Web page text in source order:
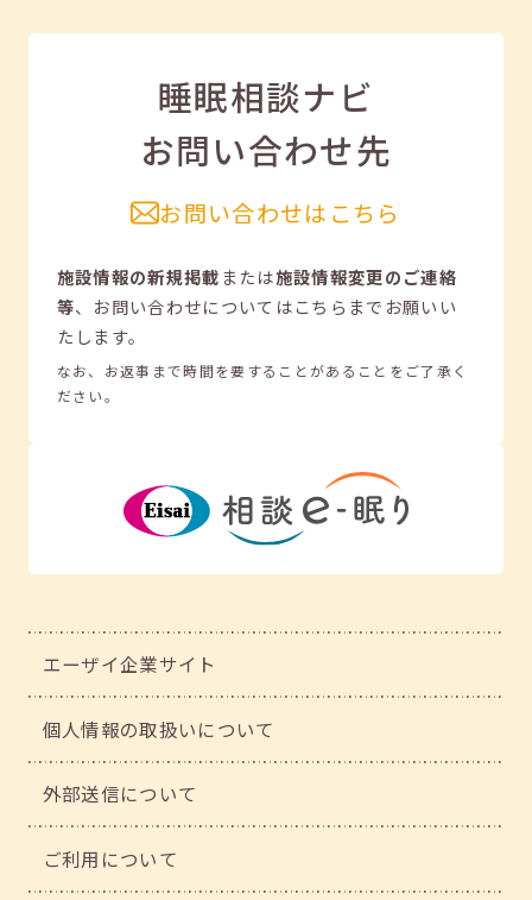
睡眠相談ナビ
お問い合わせ先
お問い合わせはこちら
施設情報の新規掲載または施設情報変更のご連絡
等、 お問い合わせについてはこちらまでお願いい
たします。
なお、お返事まで時間を要することがあることをご了承く
ださい。
エーザイ企業サイト
個人情報の取扱いについて
外部送信について
ご利用について